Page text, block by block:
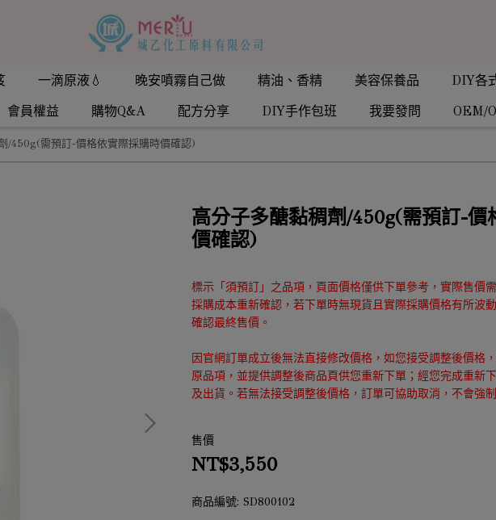
一滴原液💧 晚安噴霧自己做 精油、香精 美容保養品 DIY各
會員權益 購物Q&A 配方分享 DIY手作包班 我要發問 OEM/
/450g(需預訂-價格依實際採購時價確認)
高分子多醣黏稠劑/450g(需預訂-價
價確認)
標示「須預訂」之品項，頁面價格僅供下單參考，實際售價
採購成本重新確認，若下單時無現貨且實際採購價格有所波
確認最終售價。
因官網訂單成立後無法直接修改價格，如您接受調整後價格
原品項，並提供調整後商品頁供您重新下單；經您完成重新
及出貨。若無法接受調整後價格，訂單可協助取消，不會強
售價
NT$3,550
商品編號: SD800102